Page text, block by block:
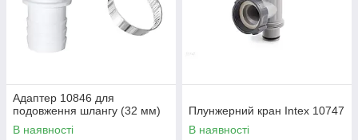
Адаптер 10846 для
подовження шлангу (32 мм)
В наявності
Плунжерний кран Intex 10747
В наявності